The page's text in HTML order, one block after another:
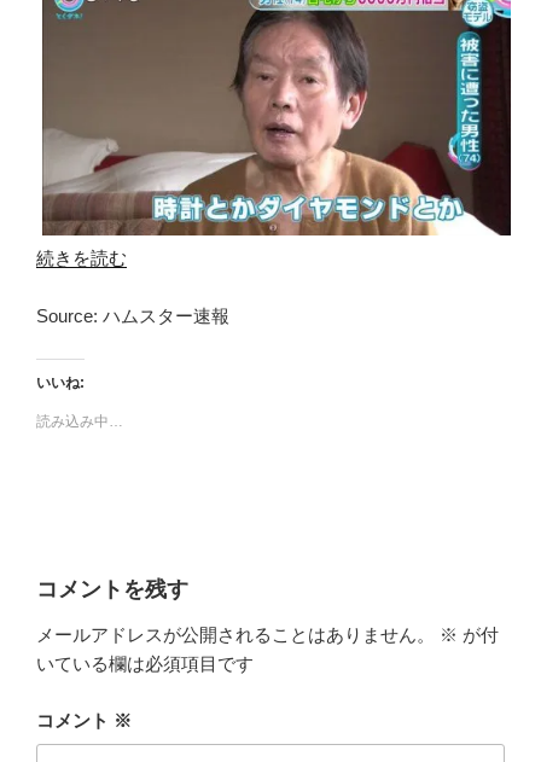
続きを読む
Source: ハムスター速報
いいね:
読み込み中…
コメントを残す
メールアドレスが公開されることはありません。 ※ が付
いている欄は必須項目です
コメント ※